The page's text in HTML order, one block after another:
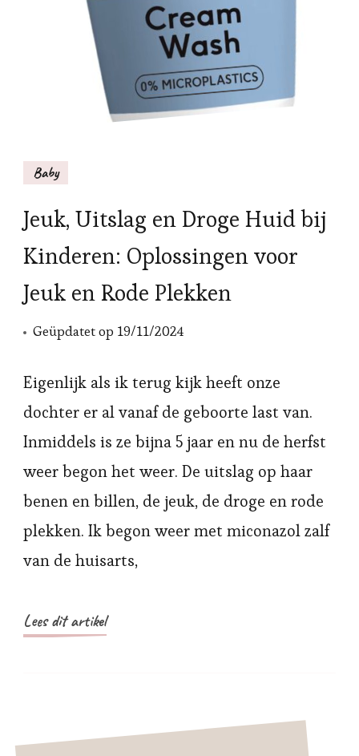
Baby
Jeuk, Uitslag en Droge Huid bij
Kinderen: Oplossingen voor
Jeuk en Rode Plekken
Geüpdatet op 19/11/2024
Eigenlijk als ik terug kijk heeft onze
dochter er al vanaf de geboorte last van.
Inmiddels is ze bijna 5 jaar en nu de herfst
weer begon het weer. De uitslag op haar
benen en billen, de jeuk, de droge en rode
plekken. Ik begon weer met miconazol zalf
van de huisarts,
Lees dit artikel